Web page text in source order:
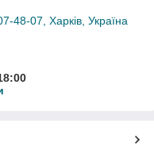
48-07, Харків, Україна